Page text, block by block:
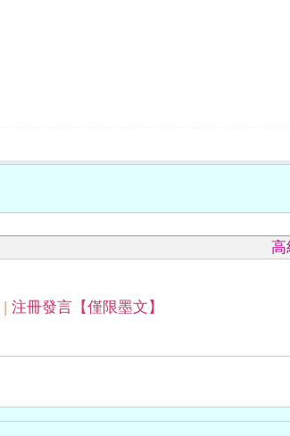
高
|注冊發言【僅限墨文】